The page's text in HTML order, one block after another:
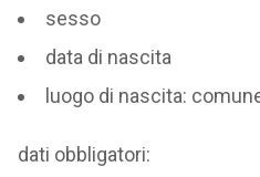
sesso
data di nascita
luogo di nascita:
dati obbligatori: